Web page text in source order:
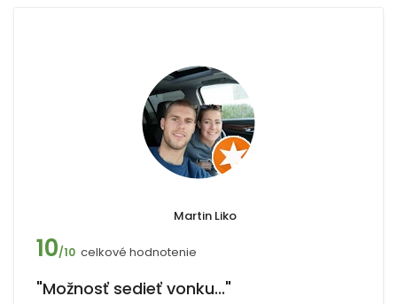
Martin Liko
10/10 celkové hodnotenie
"Možnosť sedieť vonku..."